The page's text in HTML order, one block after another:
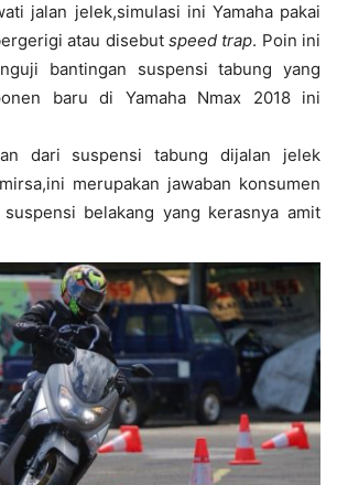
jalan jelek,simulasi ini Yamaha pakai
atau disebut speed trap. Poin ini
bantingan suspensi tabung yang
baru di Yamaha Nmax 2018 ini
dari suspensi tabung dijalan jelek
merupakan jawaban konsumen
belakang yang kerasnya amit